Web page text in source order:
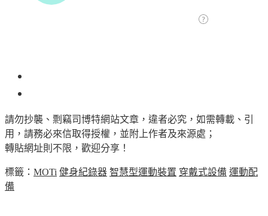
請勿抄襲、剽竊司博特網站文章，違者必究，如需轉載、引
用，請務必來信取得授權，並附上作者及來源處；
轉貼網址則不限，歡迎分享！
標籤： MOTi 健身紀錄器 智慧型運動裝置 穿戴式設備 運動配
備